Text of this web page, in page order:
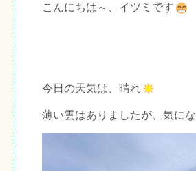
こんにちは～、イツミです
今日の天気は、晴れ
薄い雲はありましたが、気に